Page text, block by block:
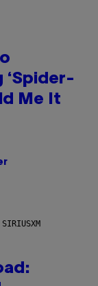
‘Spider-
Me It